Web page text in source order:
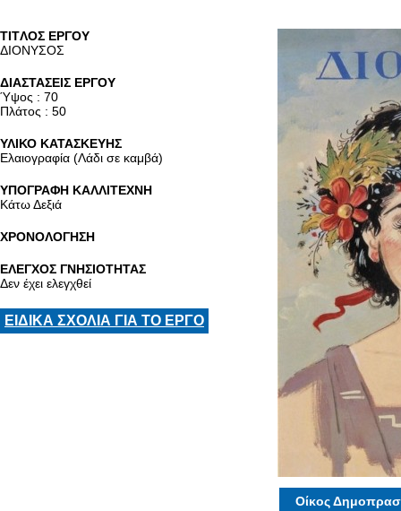
TITΛΟΣ ΕΡΓΟΥ
ΔΙΟΝΥΣΟΣ
ΔΙΑΣΤΑΣΕΙΣ ΕΡΓΟΥ
Ύψος : 70
Πλάτος : 50
ΥΛΙΚΟ ΚΑΤΑΣΚΕΥΗΣ
Ελαιογραφία (Λάδι σε καμβά)
ΥΠΟΓΡΑΦΗ ΚΑΛΛΙΤΕΧΝΗ
Κάτω Δεξιά
ΧΡΟΝΟΛΟΓΗΣΗ
ΕΛΕΓΧΟΣ ΓΝΗΣΙΟΤΗΤΑΣ
Δεν έχει ελεγχθεί
ΕΙΔΙΚΑ ΣΧΟΛΙΑ ΓΙΑ ΤΟ ΕΡΓΟ
Οίκος